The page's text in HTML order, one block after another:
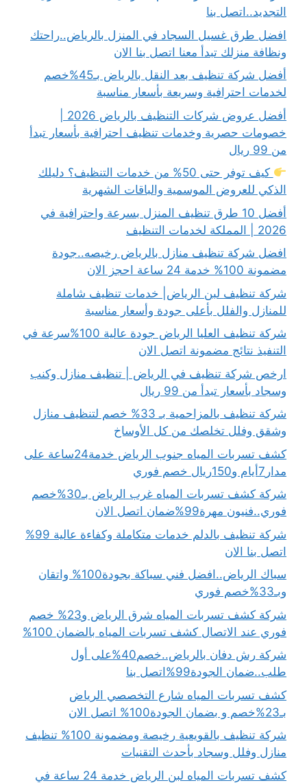
التجديد..اتصل بنا
افضل طرق غسيل السجاد في المنزل بالرياض..راحتك
ونظافة منزلك تبدأ معنا اتصل بنا الان
أفضل شركة تنظيف بعد النقل بالرياض بـ45%خصم
لخدمات احترافية وسريعة بأسعار مناسبة
خصومات حصرية وخدمات تنظيف احترافية بأسعار تبدأ
من 99 ريال
كيف توفر حتى 50% من خدمات التنظيف؟ دليلك
الذكي للعروض الموسمية والباقات الشهرية
أفضل 10 طرق تنظيف المنزل بسرعة واحترافية في
2026 | المملكة لخدمات التنظيف
افضل شركة تنظيف منازل بالرياض رخيصه..جودة
مضمونة 100% خدمة 24 ساعة احجز الان
شركة تنظيف لبن الرياض| خدمات تنظيف شاملة
للمنازل والفلل بأعلى جودة وأسعار مناسبة
شركة تنظيف العليا الرياض جودة عالية 100%سرعة في
التنفيذ نتائج مضمونة اتصل الان
ارخص شركة تنظيف في الرياض | تنظيف منازل وكنب
وسجاد بأسعار تبدأ من 99 ريال
شركة تنظيف بالمزاحمية بـ 33% خصم لتنظيف منازل
وشقق وفلل تخلصك من كل الأوساخ
كشف تسربات المياه جنوب الرياض خدمة24ساعة على
مدار7أيام و150ريال خصم فوري
شركة كشف تسربات المياه غرب الرياض بـ30%خصم
فوري..فنيون مهرة99%ضمان اتصل الان
شركة تنظيف بالدلم خدمات متكاملة وكفاءة عالية 99%
اتصل بنا الان
سباك الرياض..افضل فني سباكة بجودة100% واتقان
وبـ33%خصم فوري
شركة كشف تسربات المياه شرق الرياض و23% خصم
فوري عند الاتصال كشف تسربات المياه بالضمان 100%
شركة رش دفان بالرياض..خصم40%على أول
طلب..ضمان الجودة99%اتصل بنا
كشف تسربات المياه شارع التخصصي الرياض
بـ23%خصم و بضمان الجودة100% اتصل الان
شركة تنظيف بالقويعية رخيصة ومضمونة 100% تنظيف
منازل وفلل وسجاد بأحدث التقنيات
كشف تسربات المياه لبن الرياض خدمة 24 ساعة في